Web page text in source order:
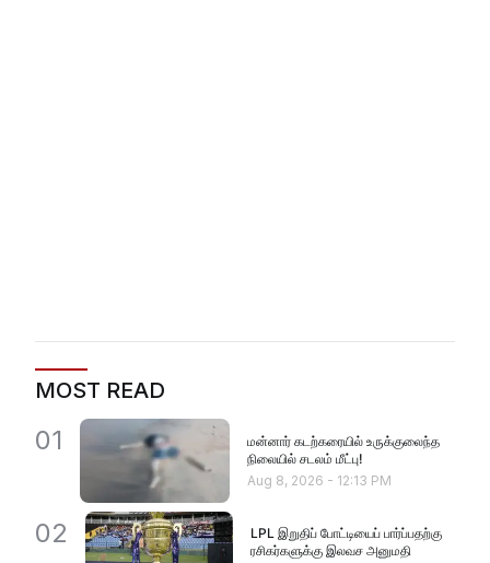
MOST READ
01
மன்னார் கடற்கரையில் உருக்குலைந்த
நிலையில் சடலம் மீட்பு!
Aug 8, 2026 - 12:13 PM
02
LPL இறுதிப் போட்டியைப் பார்ப்பதற்கு
ரசிகர்களுக்கு இலவச அனுமதி